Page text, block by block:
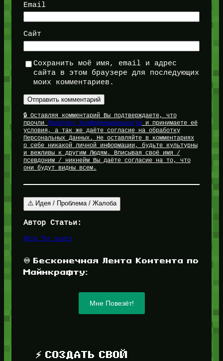
Email
Сайт
Сохранить моё имя, email и адрес
сайта в этом браузере для последующих
моих комментариев.
🔒 Оставляя комментарий Вы подтверждаете, что
прочли Политику Конфиденциальностии принимаете её
условия, а так же даёте согласие на обработку
Персональных Данных. Не оставляйте в комментариях
о себе никакой личной информации, будьте культурны
и вежливы к другим Людям. Вписывая своё имя /
псевдоним / никнейм Вы даёте согласие на то, что
они будут видны всем.
⚠️ Идея / Проблема / Жалоба
Автор Статьи:
Пётр for_users
♾️ Бесконечная Лента Контента по
Майнкрафту:
Мне Повезёт!
⚡ СОЗДАТЬ СВОЙ